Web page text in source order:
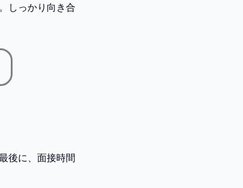
しっかり向き合
後に、面接時間